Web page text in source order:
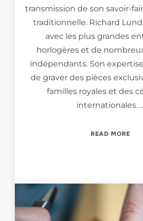
transmission de son savoir-
traditionnelle. Richard
avec les plus grandes
horlogères et de
indépendants. Son
de graver des pièces
familles royales et des
internationales.
READ MORE